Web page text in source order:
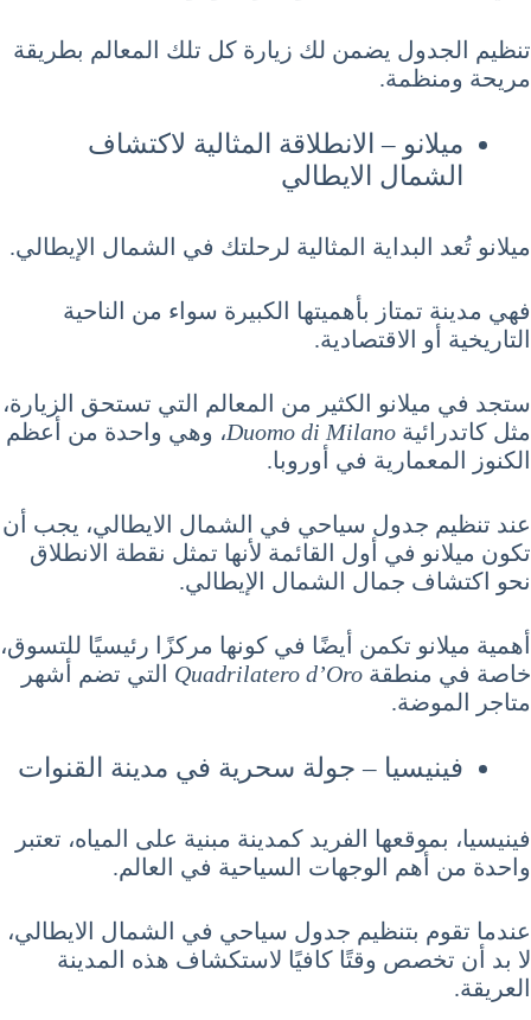
تنظيم الجدول يضمن لك زيارة كل تلك المعالم بطريقة
مريحة ومنظمة.
ميلانو – الانطلاقة المثالية لاكتشاف
الشمال الايطالي
ميلانو تُعد البداية المثالية لرحلتك في الشمال الإيطالي.
فهي مدينة تمتاز بأهميتها الكبيرة سواء من الناحية
التاريخية أو الاقتصادية.
ستجد في ميلانو الكثير من المعالم التي تستحق الزيارة،
مثل كاتدرائية Duomo di Milano، وهي واحدة من أعظم
الكنوز المعمارية في أوروبا.
عند تنظيم جدول سياحي في الشمال الايطالي، يجب أن
تكون ميلانو في أول القائمة لأنها تمثل نقطة الانطلاق
نحو اكتشاف جمال الشمال الإيطالي.
أهمية ميلانو تكمن أيضًا في كونها مركزًا رئيسيًا للتسوق،
خاصة في منطقة Quadrilatero d’Oro التي تضم أشهر
متاجر الموضة.
فينيسيا – جولة سحرية في مدينة القنوات
فينيسيا، بموقعها الفريد كمدينة مبنية على المياه، تعتبر
واحدة من أهم الوجهات السياحية في العالم.
عندما تقوم بتنظيم جدول سياحي في الشمال الايطالي،
لا بد أن تخصص وقتًا كافيًا لاستكشاف هذه المدينة
العريقة.